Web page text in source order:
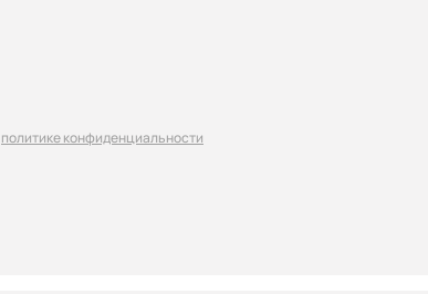
политике конфиденциальности